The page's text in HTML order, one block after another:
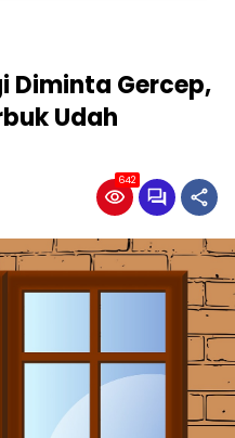
Diminta Gercep,
Udah
642